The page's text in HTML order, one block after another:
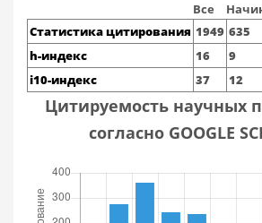
Все
Статистика цитирования 1949 635
h-индекс
16
9
i10-индекс
37 12
Цитируемость научных
согласно GOOGLE